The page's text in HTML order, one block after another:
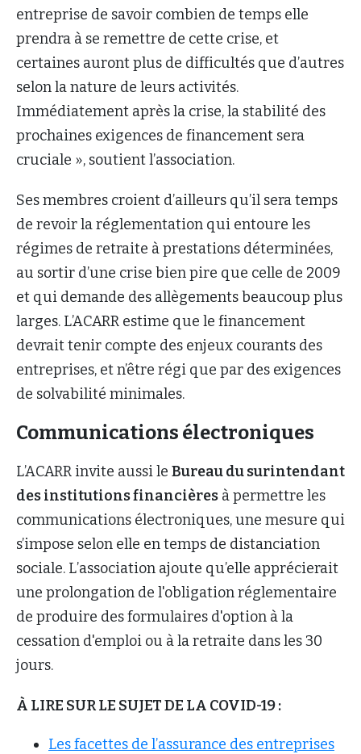
entreprise de savoir combien de temps elle
prendra à se remettre de cette crise, et
certaines auront plus de difficultés que d’autres
selon la nature de leurs activités.
Immédiatement après la crise, la stabilité des
prochaines exigences de financement sera
cruciale », soutient l’association.
Ses membres croient d’ailleurs qu’il sera temps
de revoir la réglementation qui entoure les
régimes de retraite à prestations déterminées,
au sortir d’une crise bien pire que celle de 2009
et qui demande des allègements beaucoup plus
larges. L’ACARR estime que le financement
devrait tenir compte des enjeux courants des
entreprises, et n’être régi que par des exigences
de solvabilité minimales.
Communications électroniques
L’ACARR invite aussi le Bureau du surintendant
des institutions financières à permettre les
communications électroniques, une mesure qui
s’impose selon elle en temps de distanciation
sociale. L’association ajoute qu’elle apprécierait
une prolongation de l'obligation réglementaire
de produire des formulaires d'option à la
cessation d'emploi ou à la retraite dans les 30
jours.
À LIRE SUR LE SUJET DE LA COVID-19 :
Les facettes de l’assurance des entreprises